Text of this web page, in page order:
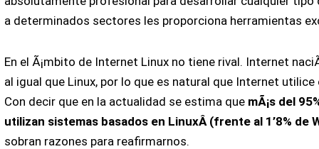
a determinados sectores les proporciona herramientas
En el Ã¡mbito de Internet Linux no tiene rival. Internet
al igual que Linux, por lo que es natural que Internet
Con decir que en la actualidad se estima que mÃ¡s del
utilizan sistemas basados en LinuxÂ (frente al 1’8% de
sobran razones para reafirmarnos.